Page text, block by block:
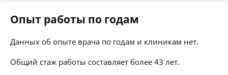
Опыт работы по годам
Данных об опыте врача по годам и клиникам нет.
Общий стаж работы составляет более 43 лет.